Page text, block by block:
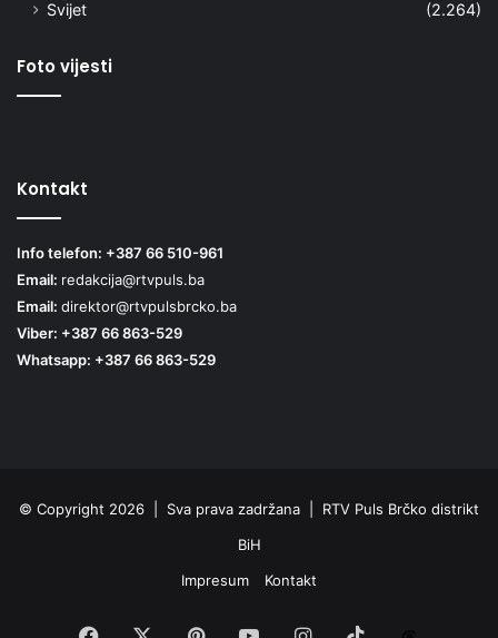
Svijet
(2.264)
Foto vijesti
Kontakt
Info telefon: +387 66 510-961
Email: redakcija@rtvpuls.ba
Email: direktor@rtvpulsbrcko.ba
Viber: +387 66 863-529
Whatsapp: +387 66 863-529
© Copyright 2026 | Sva prava zadržana | RTV Puls Brčko distrikt
BiH
Impresum
Kontakt